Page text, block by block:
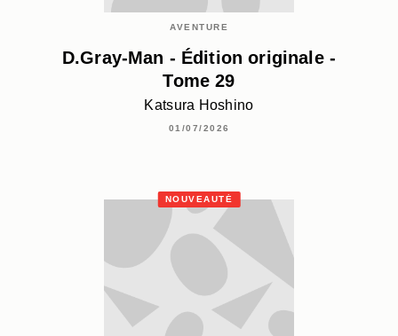
AVENTURE
D.Gray-Man - Édition originale -
Tome 29
Katsura Hoshino
01/07/2026
NOUVEAUTÉ